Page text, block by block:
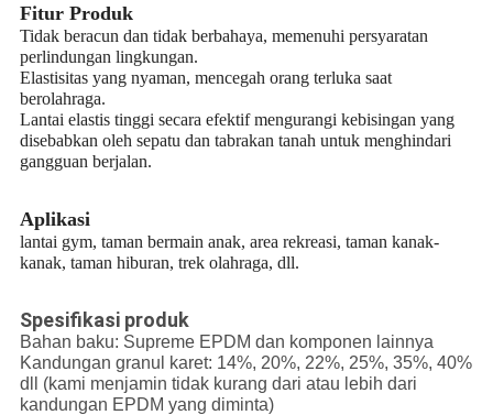
Fitur Produk
Tidak beracun dan tidak berbahaya, memenuhi persyaratan
perlindungan lingkungan.
Elastisitas yang nyaman, mencegah orang terluka saat
berolahraga.
Lantai elastis tinggi secara efektif mengurangi kebisingan yang
disebabkan oleh sepatu dan tabrakan tanah untuk menghindari
gangguan berjalan.
Aplikasi
lantai gym, taman bermain anak, area rekreasi, taman kanak-
kanak, taman hiburan, trek olahraga, dll.
Spesifikasi produk
Bahan baku: Supreme EPDM dan komponen lainnya
Kandungan granul karet: 14%, 20%, 22%, 25%, 35%, 40%
dll (kami menjamin tidak kurang dari atau lebih dari
kandungan EPDM yang diminta)